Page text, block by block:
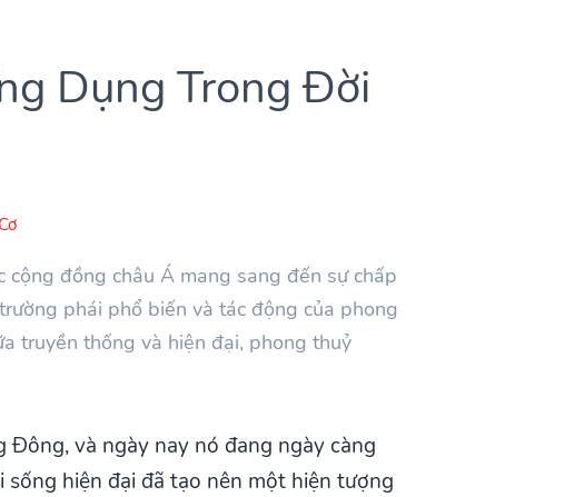
Dụng Trong Đời
đồng châu Á mang sang đến sự chấp
phái phổ biến và tác động của phong
truyền thống và hiện đại, phong thuỷ
và ngày nay nó đang ngày càng
hiện đại đã tạo nên một hiện tượng